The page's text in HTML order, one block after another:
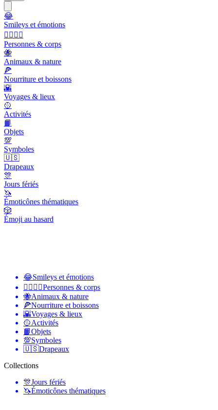
😂
Smileys et émotions
👩‍❤️‍💋‍👨
Personnes & corps
🐝
Animaux & nature
🍕
Nourriture et boissons
🌇
Voyages & lieux
🥎
Activités
📙
Objets
💯
Symboles
🇺🇸
Drapeaux
🎊
Jours fériés
🦄
Émoticônes thématiques
🎲
Émoji au hasard
😂Smileys et émotions
👩‍❤️‍💋‍👨Personnes & corps
🐝Animaux & nature
🍕Nourriture et boissons
🌇Voyages & lieux
🥎Activités
📙Objets
💯Symboles
🇺🇸Drapeaux
Collections
🎊Jours fériés
🦄Émoticônes thématiques